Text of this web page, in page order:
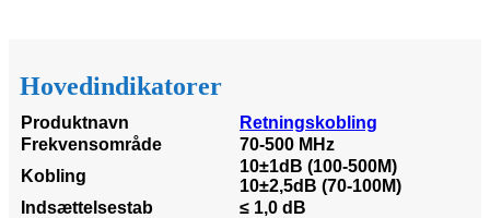
Hovedindikatorer
Produktnavn
Retningskobling
Frekvensområde
70-500 MHz
Kobling
10±1dB (100-500M)
10±2,5dB (70-100M)
Indsættelsestab
≤ 1,0 dB